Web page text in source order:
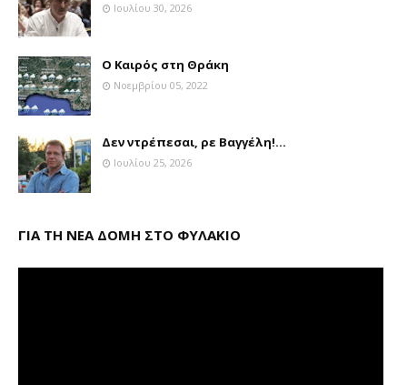
Ιουλίου 30, 2026
Ο Καιρός στη Θράκη
Νοεμβρίου 05, 2022
Δεν ντρέπεσαι, ρε Βαγγέλη!...
Ιουλίου 25, 2026
ΓΙΑ ΤΗ ΝΕΑ ΔΟΜΗ ΣΤΟ ΦΥΛΑΚΙΟ